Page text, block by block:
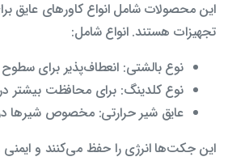
این محصولات شامل انواع کاورهای عایق
تجهیزات هستند. انواع شامل:
نوع بالشتی: انعطاف‌پذیر برای
نوع کلدینگ: برای محافظت
عایق شیر حرارتی: مخصوص شیرها در
این جکت‌ها انرژی را حفظ می‌کنند و ایمنی